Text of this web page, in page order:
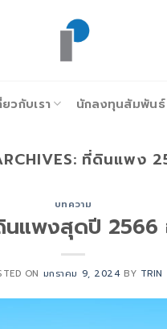
ยวกับเรา นักลงทุนสัมพันธ์
ที่ดินแพง
บทความ
นแพงสุดปี 2566
ON มกราคม 9, 2024 BY TRIN